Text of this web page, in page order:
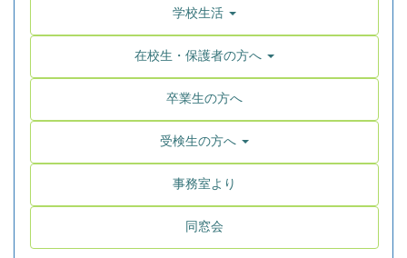
学校生活
在校生・保護者の方へ
卒業生の方へ
受検生の方へ
事務室より
同窓会